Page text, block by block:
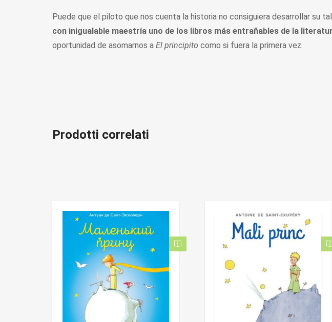
Puede que el piloto que nos cuenta la historia no consiguiera desarrollar su
con inigualable maestría uno de los libros más entrañables de la
oportunidad de asomarnos a El principito como si fuera la primera vez.
Prodotti correlati